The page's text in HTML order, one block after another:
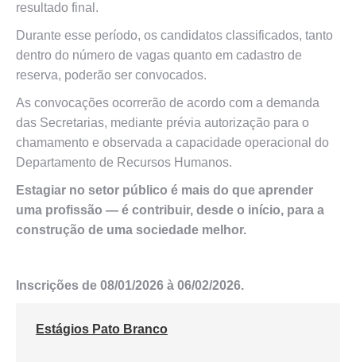
resultado final.
Durante esse período, os candidatos classificados, tanto
dentro do número de vagas quanto em cadastro de
reserva, poderão ser convocados.
As convocações ocorrerão de acordo com a demanda
das Secretarias, mediante prévia autorização para o
chamamento e observada a capacidade operacional do
Departamento de Recursos Humanos.
Estagiar no setor público é mais do que aprender
uma profissão — é contribuir, desde o início, para a
construção de uma sociedade melhor.
Inscrições de 08/01/2026 à 06/02/2026.
Estágios Pato Branco